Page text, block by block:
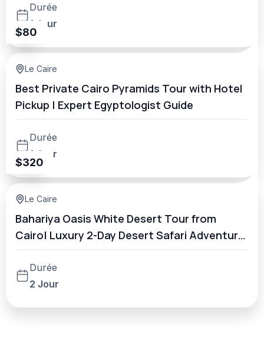
Durée
1 Jour
$80
Le Caire
Best Private Cairo Pyramids Tour with Hotel
Pickup | Expert Egyptologist Guide
Durée
1 Jour
$320
Le Caire
Bahariya Oasis White Desert Tour from
Cairo| Luxury 2-Day Desert Safari Adventure
Under the Stars
Durée
2 Jour